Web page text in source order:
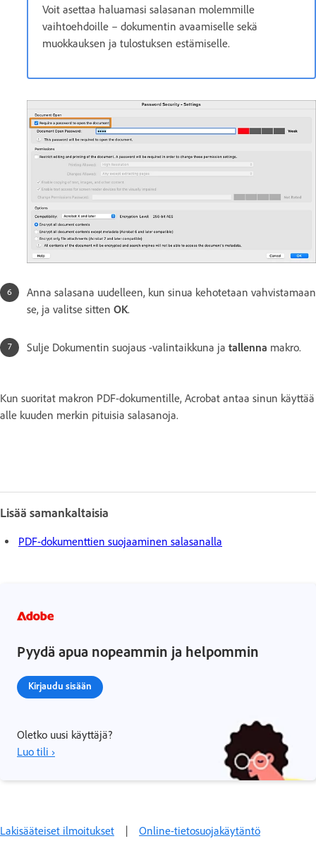
Voit asettaa haluamasi salasanan molemmille
vaihtoehdoille – dokumentin avaamiselle sekä
muokkauksen ja tulostuksen estämiselle.
Anna salasana uudelleen, kun sinua kehotetaan vahvistamaan
se, ja valitse sitten OK.
Sulje Dokumentin suojaus -valintaikkuna ja tallenna makro.
Kun suoritat makron PDF-dokumentille, Acrobat antaa sinun käyttää
alle kuuden merkin pituisia salasanoja.
Lisää samankaltaisia
PDF-dokumenttien suojaaminen salasanalla
Pyydä apua nopeammin ja helpommin
Kirjaudu sisään
Oletko uusi käyttäjä?
Luo tili ›
Lakisääteiset ilmoitukset Online-tietosuojakäytäntö